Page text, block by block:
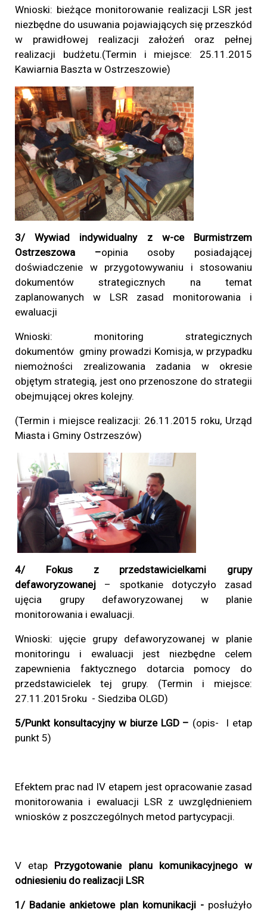
Wnioski: bieżące monitorowanie realizacji LSR jest
niezbędne do usuwania pojawiających się przeszkód
w prawidłowej realizacji założeń oraz pełnej
realizacji budżetu.(Termin i miejsce: 25.11.2015
Kawiarnia Baszta w Ostrzeszowie)
3/ Wywiad indywidualny z w-ce Burmistrzem
Ostrzeszowa –opinia osoby posiadającej
doświadczenie w przygotowywaniu i stosowaniu
dokumentów strategicznych na temat
zaplanowanych w LSR zasad monitorowania i
ewaluacji
Wnioski: monitoring strategicznych
dokumentów gminy prowadzi Komisja, w przypadku
niemożności zrealizowania zadania w okresie
objętym strategią, jest ono przenoszone do strategii
obejmującej okres kolejny.
(Termin i miejsce realizacji: 26.11.2015 roku, Urząd
Miasta i Gminy Ostrzeszów)
4/ Fokus z przedstawicielkami grupy
defaworyzowanej – spotkanie dotyczyło zasad
ujęcia grupy defaworyzowanej w planie
monitorowania i ewaluacji.
Wnioski: ujęcie grupy defaworyzowanej w planie
monitoringu i ewaluacji jest niezbędne celem
zapewnienia faktycznego dotarcia pomocy do
przedstawicielek tej grupy. (Termin i miejsce:
27.11.2015roku - Siedziba OLGD)
5/Punkt konsultacyjny w biurze LGD – (opis- I etap
punkt 5)
Efektem prac nad IV etapem jest opracowanie zasad
monitorowania i ewaluacji LSR z uwzględnieniem
wniosków z poszczególnych metod partycypacji.
V etap Przygotowanie planu komunikacyjnego w
odniesieniu do realizacji LSR
1/ Badanie ankietowe plan komunikacji - posłużyło